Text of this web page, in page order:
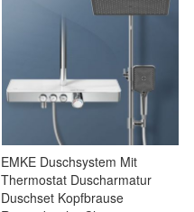
EMKE Duschsystem Mit
Thermostat Duscharmatur
Duschset Kopfbrause